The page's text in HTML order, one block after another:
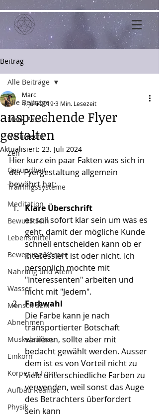
Beitrag
Alle Beiträge
Mark Passio
Naturrecht
Zen
Gesundheit
Trainingssysteme
Meditation
Bewusstsein
Lebensmittel
Bewegung/Körper
Nahrung und Atem
Wasser
Mensch sein
Abnehmen
Muskelaufbau
Einkorn
Körper in Form
Aufbau Realität
Physik
Alle Beiträge
ansprechende Flyer
gestalten
Marc
4. Juni 20193 Min. Lesezeit
Aktualisiert: 23. Juli 2024
Hier kurz ein paar Fakten was sich in
der Fyergestaltung allgemein
bewährt hat:
Klare Überschrift
es soll sofort klar sein um was es
geht, damit der mögliche Kunde
schnell entscheiden kann ob er
interessiert ist oder nicht. Ich
persönlich möchte mit
"Interessenten" arbeiten und
nicht mit "Jedem".
Farbwahl
Die Farbe kann je nach
transportierter Botschaft
variieren, sollte aber mit
bedacht gewählt werden. Ausser
dem ist es von Vorteil nicht zu
viele unterschiedliche Farben zu
verwenden, weil sonst das Auge
des Betrachters überfordert
sein kann